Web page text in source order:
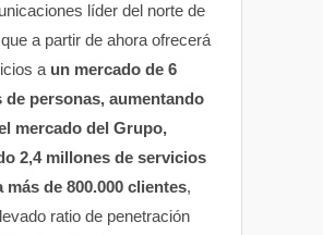
líder del norte de
a partir de ahora ofrecerá
a un mercado de 6
de personas, aumentando
mercado del Grupo,
2,4 millones de servicios
más de 800.000 clientes,
ratio de penetración